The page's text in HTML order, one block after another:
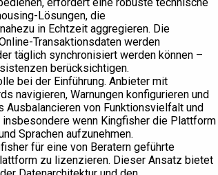
erfordert eine robuste technische
Lösungen, die
in Echtzeit aggregieren. Die
Transaktionsdaten werden
täglich synchronisiert werden können –
berücksichtigen.
bei der Einführung. Anbieter mit
navigieren, Warnungen konfigurieren und
von Funktionsvielfalt und
wenn Kingfisher die Plattform
Sprachen aufzunehmen.
für eine von Beratern geführte
zu lizenzieren. Dieser Ansatz bietet